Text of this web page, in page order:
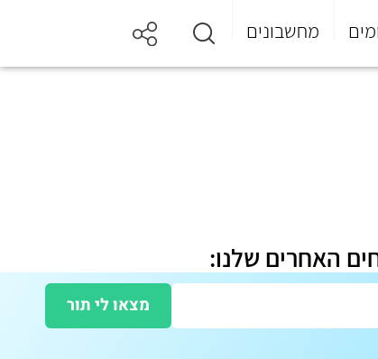
מחשבונים
האחרים שלנו:
מצאו לי תור